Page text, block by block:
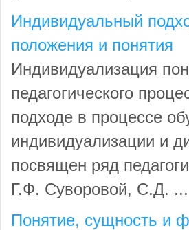
Индивидуальный
положения и понятия
Индивидуализация
педагогического
подходе в процессе
индивидуализации и
посвящен ряд
Г.Ф. Суворовой, С.Д. ...
Понятие, сущность и